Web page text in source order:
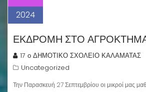
2024
ΕΚΔΡΟΜΗ ΣΤΟ
17 ο ΔΗΜΟΤΙΚΟ ΣΧΟΛΕΙΟ ΚΑΛΑΜΑΤΑΣ
Uncategorized
Την Παρασκευή 27 Σεπτεμβρίου οι μικροί μας